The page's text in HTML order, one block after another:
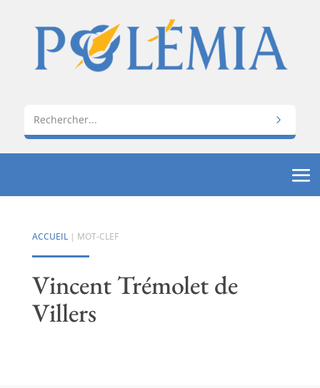
ACCUEIL| MOT-CLEF
Vincent Trémolet de
Villers